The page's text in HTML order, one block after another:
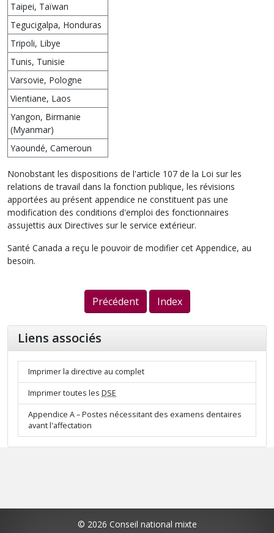
Taipei, Taïwan
Tegucigalpa, Honduras
Tripoli, Libye
Tunis, Tunisie
Varsovie, Pologne
Vientiane, Laos
Yangon, Birmanie
(Myanmar)
Yaoundé, Cameroun
Nonobstant les dispositions de l'article 107 de la Loi sur les
relations de travail dans la fonction publique, les révisions
apportées au présent appendice ne constituent pas une
modification des conditions d'emploi des fonctionnaires
assujettis aux Directives sur le service extérieur.
Santé Canada a reçu le pouvoir de modifier cet Appendice, au
besoin.
Précédent Index
Liens associés
Imprimer la directive au complet
Imprimer toutes les DSE
Appendice A – Postes nécessitant des examens dentaires
avant l'affectation
© 2026 Conseil national mixte